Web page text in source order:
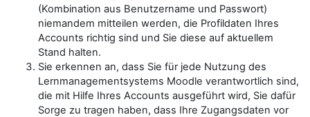
(Kombination aus Benutzername und Passwort)
niemandem mitteilen werden, die Profildaten Ihres
Accounts richtig sind und Sie diese auf aktuellem
Stand halten.
Sie erkennen an, dass Sie für jede Nutzung des
Lernmanagementsystems Moodle verantwortlich sind,
die mit Hilfe Ihres Accounts ausgeführt wird, Sie dafür
Sorge zu tragen haben, dass Ihre Zugangsdaten vor